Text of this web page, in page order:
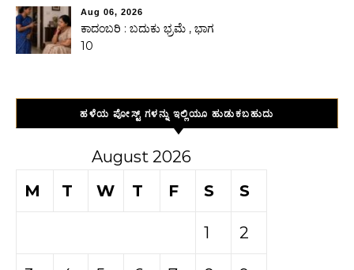
Aug 06, 2026
ಕಾದಂಬರಿ : ಬದುಕು ಭ್ರಮೆ , ಭಾಗ
10
ಹಳೆಯ ಪೋಸ್ಟ್ ಗಳನ್ನು ಇಲ್ಲಿಯೂ ಹುಡುಕಬಹುದು
August 2026
M
T W T F S S
1 2